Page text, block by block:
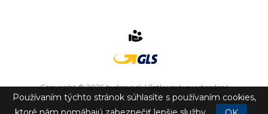
Copyright © 2026 hydrous.sk Všetky práva vyhradené
eshop na mieruvytvorilovibration.sk
Používaním týchto stránok súhlasíte s používaním cookies,